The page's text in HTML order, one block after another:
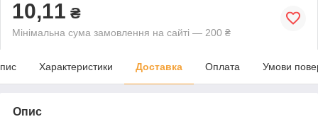
10,11 ₴
Мінімальна сума замовлення на сайті — 200 ₴
Характеристики Доставка Оплата Умови
Опис